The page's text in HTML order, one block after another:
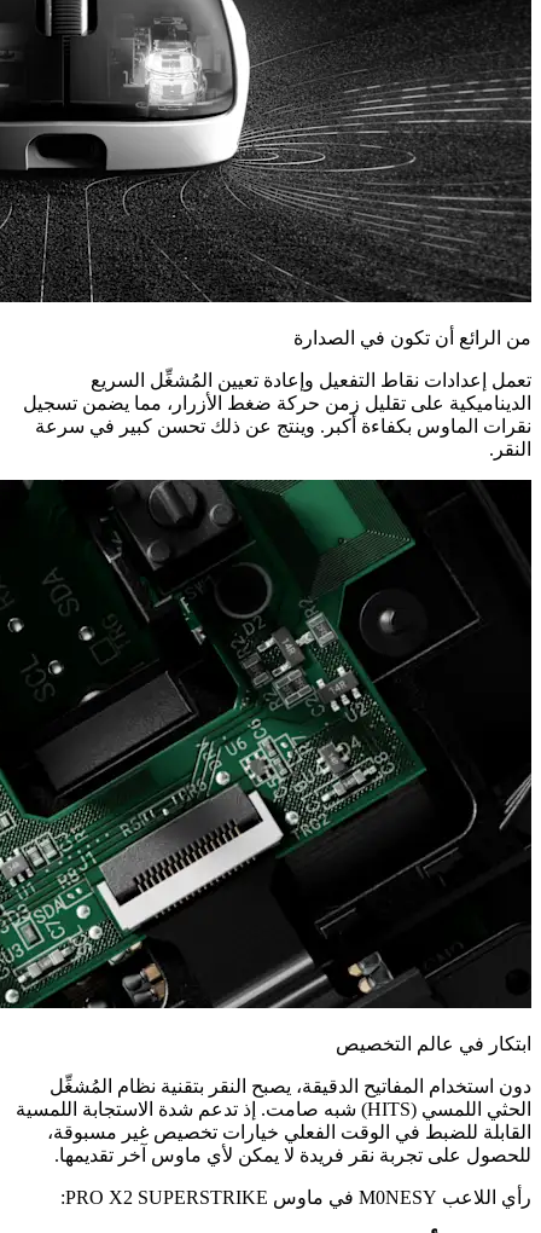
من الرائع أن تكون في الصدارة
تعمل إعدادات نقاط التفعيل وإعادة تعيين المُشغِّل السريع
الديناميكية على تقليل زمن حركة ضغط الأزرار، مما يضمن تسجيل
نقرات الماوس بكفاءة أكبر. وينتج عن ذلك تحسن كبير في سرعة
النقر.
ابتكار في عالم التخصيص
دون استخدام المفاتيح الدقيقة، يصبح النقر بتقنية نظام المُشغِّل
الحثي اللمسي (HITS) شبه صامت. إذ تدعم شدة الاستجابة اللمسية
القابلة للضبط في الوقت الفعلي خيارات تخصيص غير مسبوقة،
للحصول على تجربة نقر فريدة لا يمكن لأي ماوس آخر تقديمها.
رأي اللاعب M0NESY في ماوس ‏PRO X2 SUPERSTRIKE: